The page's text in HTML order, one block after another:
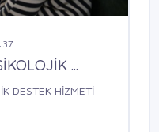
...
DESTEK HİZMETİ